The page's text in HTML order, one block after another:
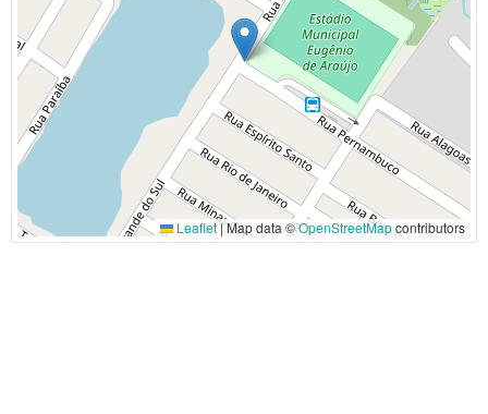
Leaflet|Map data ©OpenStreetMapcontributors